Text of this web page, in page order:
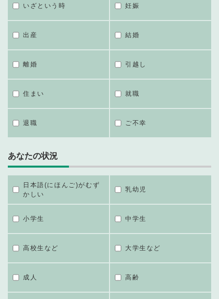
いざという時 妊娠
出産 結婚
離婚 引越し
住まい 就職
退職 ご不幸
あなたの状況
日本語(にほんご)がむず
かしい
乳幼児
小学生 中学生
高校生など 大学生など
成人 高齢